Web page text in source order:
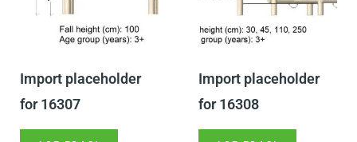
Import placeholder
for 16307
Import placeholder
for 16308